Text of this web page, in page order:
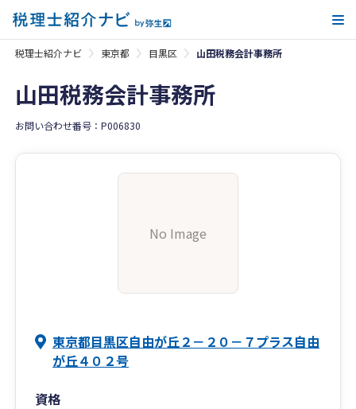
税理士紹介ナビ 東京都 目黒区 山田税務会計事務所
山田税務会計事務所
お問い合わせ番号：P006830
No Image
東京都目黒区自由が丘２－２０－７プラス自由
が丘４０２号
資格